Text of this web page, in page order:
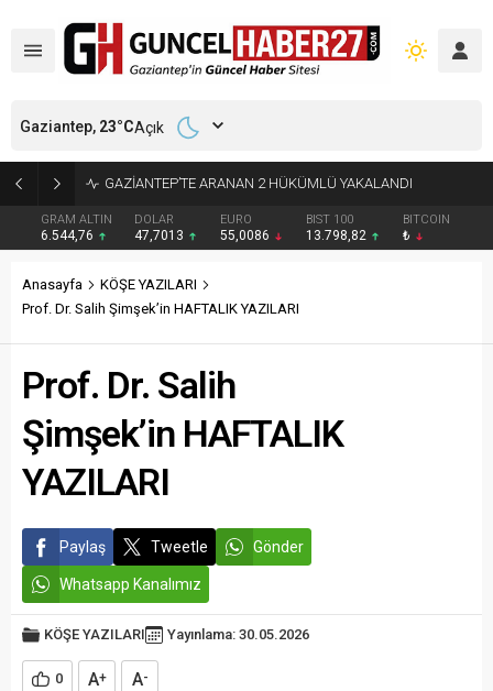
GAZİANTEP’TE ARANAN 2 HÜKÜMLÜ YAKALANDI
GRAM ALTIN
6.544,76
DOLAR
47,7013
EURO
55,0086
BIST 100
13.798,82
BITCOIN
₺
Gaziantep, 23°CAçık
Anasayfa
KÖŞE YAZILARI
Prof. Dr. Salih Şimşek’in HAFTALIK YAZILARI
Prof. Dr. Salih
Şimşek’in HAFTALIK
YAZILARI
Paylaş Tweetle Gönder
Whatsapp Kanalımız
KÖŞE YAZILARI Yayınlama: 30.05.2026
0 A+ A-